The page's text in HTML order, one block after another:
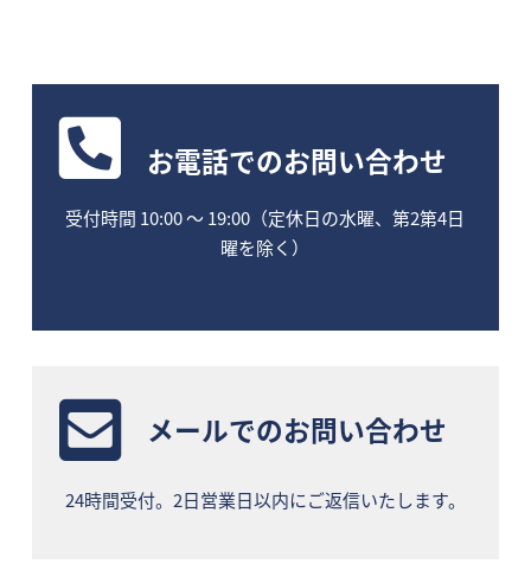
お電話でのお問い合わせ
受付時間 10:00 〜 19:00（定休日の水曜、第2第4日
曜を除く）
メールでのお問い合わせ
24時間受付。2日営業日以内にご返信いたします。